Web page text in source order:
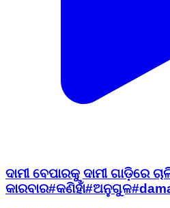
ଦାମୀ ବେପାରକୁ ଦାମୀ ଗାଡ଼ିରେ